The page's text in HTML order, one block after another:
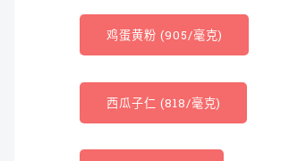
鸡蛋黄粉 (905/毫克)
西瓜子仁 (818/毫克)